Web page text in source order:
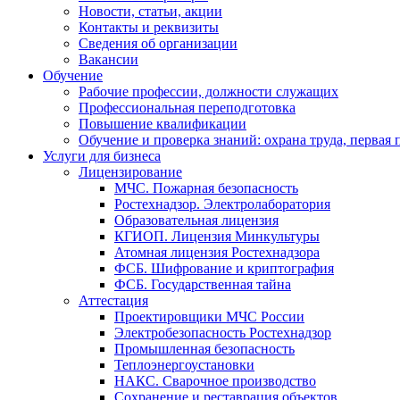
Новости, статьи, акции
Контакты и реквизиты
Сведения об организации
Вакансии
Обучение
Рабочие профессии, должности служащих
Профессиональная переподготовка
Повышение квалификации
Обучение и проверка знаний: охрана труда,
Услуги для бизнеса
Лицензирование
МЧС. Пожарная безопасность
Ростехнадзор. Электролаборатория
Образовательная лицензия
КГИОП. Лицензия Минкультуры
Атомная лицензия Ростехнадзора
ФСБ. Шифрование и криптография
ФСБ. Государственная тайна
Аттестация
Проектировщики МЧС России
Электробезопасность Ростехнадзор
Промышленная безопасность
Теплоэнергоустановки
НАКС. Сварочное производство
Сохранение и реставрация объектов